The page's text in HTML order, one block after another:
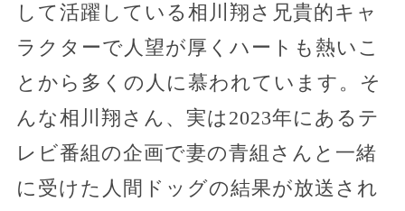
して活躍している相川翔さ兄貴的キャ
ラクターで人望が厚くハートも熱いこ
とから多くの人に慕われています。そ
んな相川翔さん、実は2023年にあるテ
レビ番組の企画で妻の青組さんと一緒
に受けた人間ドッグの結果が放送され